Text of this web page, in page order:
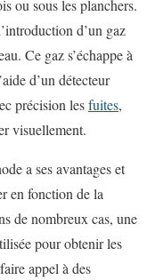
ou sous les planchers.
d’un gaz
Ce gaz s’échappe à
d’un détecteur
précision lesfuites,
visuellement.
a ses avantages et
en fonction de la
de nombreux cas, une
pour obtenir les
appel à des